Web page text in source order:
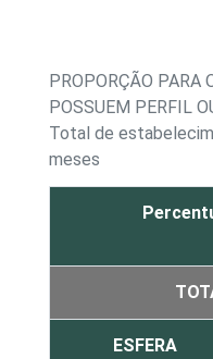
PROPORÇÃO PARA
POSSUEM PERFIL
Total de
meses
ESFERA